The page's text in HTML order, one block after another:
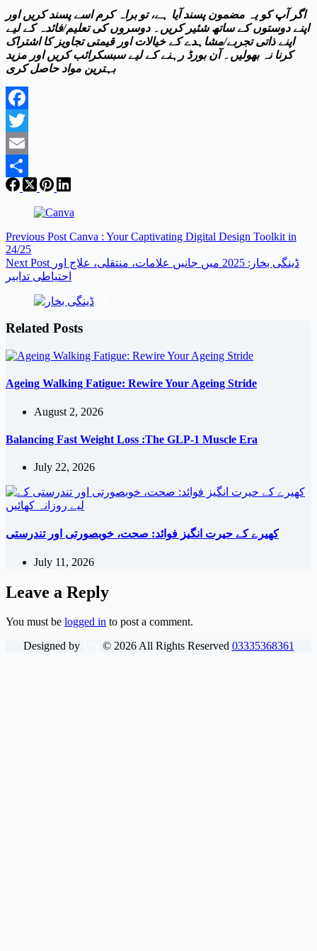
اگر آپ کو یہ مضمون پسند آیا ہے، تو براہ کرم اسے پسند کریں اور
اپنے دوستوں کے ساتھ شئیر کریں۔ دوسروں کی تعلیم/فائدہ کے لیے
اپنے ذاتی تجربے/مشاہدے کے خیالات اور قیمتی تجاویز کا اشتراک
کرنا نہ بھولیں۔ آن بورڈ رہنے کے لیے سبسکرائب کریں اور مزید
بہترین مواد حاصل کری
Facebook
Twitter
Email
Share
Previous Post Canva : Your Captivating Digital Design Toolkit in
24/25
Next Post ڈینگی بخار: 2025 میں جانیں علامات، منتقلی، علاج اور
احتیاطی تدابیر
Related Posts
Ageing Walking Fatigue: Rewire Your Ageing Stride
August 2, 2026
Balancing Fast Weight Loss :The GLP-1 Muscle Era
July 22, 2026
کھیرے کے حیرت انگیز فوائد: صحت، خوبصورتی اور تندرستی
July 11, 2026
Leave a Reply
You must be logged in to post a comment.
Designed by
© 2026All Rights Reserved 03335368361